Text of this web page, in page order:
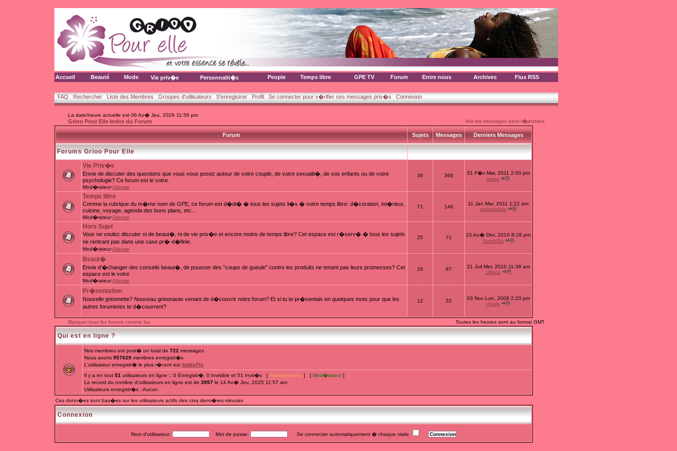
Accueil Beauté Mode Vie priv�e Personnalit�s People Temps libre GPE TV Forum Entre nous Archives Flux RSS
FAQ Rechercher Liste des Membres Groupes d'utilisateurs S'enregistrer Profil Se connecter pour v�rifier ses messages priv�s Connexion
La date/heure actuelle est 06 Ao� Jeu, 2026 11:56 pm
Grioo Pour Elle Index du Forum Voir les messages sans r�ponses
Forum Sujets Messages Derniers Messages
Forums Grioo Pour Elle
Vie Priv�e
Envie de discuter des questions que vous vous posez autour de votre couple, de votre sexualit�, de vos enfants ou de votre
psychologie? Ce forum est le votre.
Mod�rateurAltesse
36 366
01 F�v Mar, 2011 2:00 pm
Agna
Temps libre
Comme la rubrique du m�me nom de GPE, ce forum est d�di� � tous les sujets li�s � votre temps libre: d�coration, int�rieur,
cuisine, voyage, agenda des bons plans, etc...
Mod�rateurAltesse
71 146
11 Jan Mar, 2011 1:22 am
makedalois
Hors Sujet
Vous ne voulez discuter ni de beaut�, ni de vie priv�e et encore moins de temps libre? Cet espace est r�serv� � tous les sujets
ne rentrant pas dans une case pr�-d�finie.
Mod�rateurAltesse
25 71
15 Ao� Dim, 2010 8:18 pm
SouthSis
Beaut�
Envie d'�changer des conseils beaut�, de pousser des "coups de gueule" contre les produits ne tenant pas leurs promesses? Cet
espace est le votre
Mod�rateurAltesse
29 87
21 Juil Mer, 2010 11:38 am
cldaco
Pr�sentation
Nouvelle grioonette? Nouveau grioonaute venant de d�couvrir notre forum? Et si tu te pr�sentais en quelques mots pour que les
autres forumistes te d�couvrent?
12 52
03 Nov Lun, 2008 2:23 pm
charly
Marquer tous les forums comme lus Toutes les heures sont au format GMT
Qui est en ligne ?
Nos membres ont post� un total de 722 messages
Nous avons 957029 membres enregistr�s
L'utilisateur enregistr� le plus r�cent est AddieFlo
Il y a en tout 51 utilisateurs en ligne :: 0 Enregistr�, 0 Invisible et 51 Invit�s [ Administrateur ] [ Mod�rateur]
Le record du nombre d'utilisateurs en ligne est de 3957 le 14 Ao� Jeu, 2025 11:57 am
Utilisateurs enregistr�s : Aucun
Ces donn�es sont bas�es sur les utilisateurs actifs des cinq derni�res minutes
Connexion
Nom d'utilisateur: Mot de passe: Se connecter automatiquement � chaque visite